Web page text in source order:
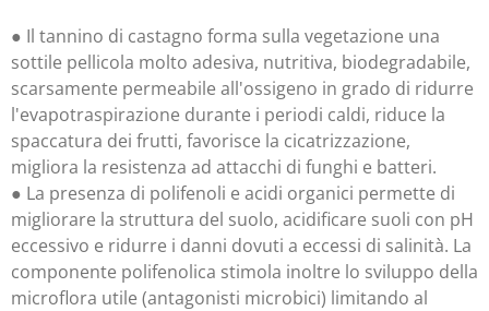
● Il tannino di castagno forma sulla vegetazione una
sottile pellicola molto adesiva, nutritiva, biodegradabile,
scarsamente permeabile all'ossigeno in grado di ridurre
l'evapotraspirazione durante i periodi caldi, riduce la
spaccatura dei frutti, favorisce la cicatrizzazione,
migliora la resistenza ad attacchi di funghi e batteri.
● La presenza di polifenoli e acidi organici permette di
migliorare la struttura del suolo, acidificare suoli con pH
eccessivo e ridurre i danni dovuti a eccessi di salinità. La
componente polifenolica stimola inoltre lo sviluppo della
microflora utile (antagonisti microbici) limitando al